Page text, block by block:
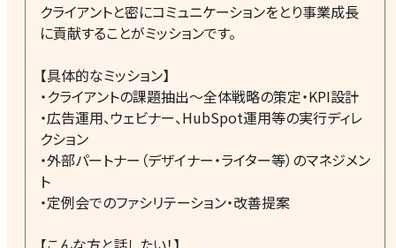
クライアントと密にコミュニケーションをとり事業成長
に貢献することがミッションです。
【具体的なミッション】
・クライアントの課題抽出〜全体戦略の策定・KPI設計
・広告運用、ウェビナー、HubSpot運用等の実行ディレ
クション
・外部パートナー（デザイナー・ライター等）のマネジメン
ト
・定例会でのファシリテーション・改善提案